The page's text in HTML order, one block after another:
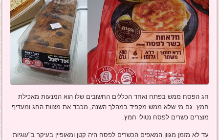
חג הפסח ממש בפתח ואחד הכללים החשובים שלו הוא המנעות מאכילת
חמץ. גם מי שלא ממש מקפיד במהלך השנה, מכבד את מצוות החג ומעדיף
מוצרים כשרים לפסח נטולי חמץ.
עד לא מזמן מגוון המאפים הכשרים לפסח היה קטן ומאופיין בעיקר ב"עוגיות